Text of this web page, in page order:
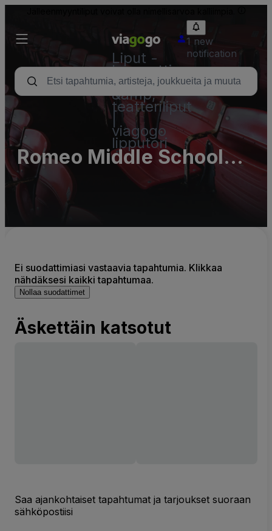
Liput -
konsertti,
urheilu
&amp;
teatteriliput
viagogo
lipputori
1 new
notification
Romeo Middle School
Parking Lots (InActive)
Ei suodattimiasi vastaavia tapahtumia. Klikkaa
nähdäksesi kaikki tapahtumaa.
Nollaa suodattimet
Äskettäin katsotut
Saa ajankohtaiset tapahtumat ja tarjoukset suoraan
sähköpostiisi